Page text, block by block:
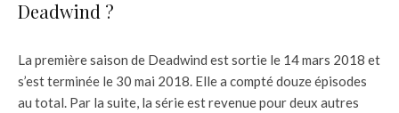
Deadwind ?
La première saison de Deadwind est sortie le 14 mars 2018 et
s’est terminée le 30 mai 2018. Elle a compté douze épisodes
au total. Par la suite, la série est revenue pour deux autres